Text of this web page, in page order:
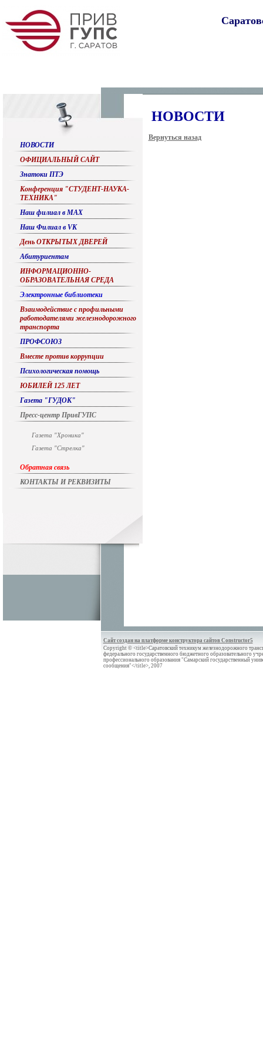
НОВОСТИ
ОФИЦИАЛЬНЫЙ САЙТ
Знатоки ПТЭ
Конференция "СТУДЕНТ-НАУКА-
ТЕХНИКА"
Наш филиал в МАХ
Наш Филиал в VK
День ОТКРЫТЫХ ДВЕРЕЙ
Абитуриентам
ИНФОРМАЦИОННО-
ОБРАЗОВАТЕЛЬНАЯ СРЕДА
Электронные библиотеки
Взаимодействие с профильными
работодателями железнодорожного
транспорта
ПРОФСОЮЗ
Вместе против коррупции
Психологическая помощь
ЮБИЛЕЙ 125 ЛЕТ
Газета "ГУДОК"
Пресс-центр ПривГУПС
Газета "Хроника"
Газета "Стрелка"
Обратная связь
КОНТАКТЫ И РЕКВИЗИТЫ
НОВОСТИ
Вернуться назад
Copyright © <title>Саратовский техникум железнодорожного
федерального государственного бюджетного образовательного
профессионального образования "Самарский государственный
сообщения"</title>, 2007
Сайт создан на платформе конструктора сайтов Constructor5